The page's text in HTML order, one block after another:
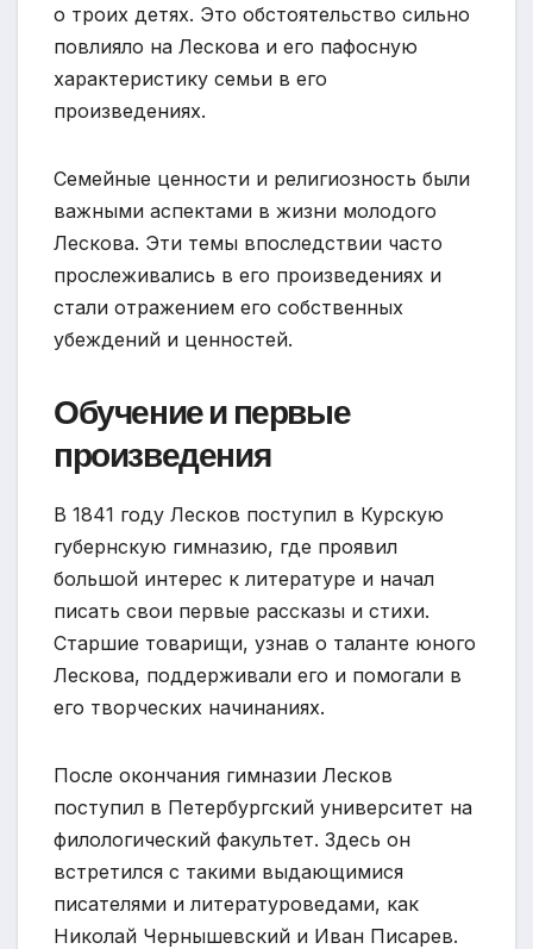
о троих детях. Это обстоятельство сильно
повлияло на Лескова и его пафосную
характеристику семьи в его
произведениях.
Семейные ценности и религиозность были
важными аспектами в жизни молодого
Лескова. Эти темы впоследствии часто
прослеживались в его произведениях и
стали отражением его собственных
убеждений и ценностей.
Обучение и первые
произведения
В 1841 году Лесков поступил в Курскую
губернскую гимназию, где проявил
большой интерес к литературе и начал
писать свои первые рассказы и стихи.
Старшие товарищи, узнав о таланте юного
Лескова, поддерживали его и помогали в
его творческих начинаниях.
После окончания гимназии Лесков
поступил в Петербургский университет на
филологический факультет. Здесь он
встретился с такими выдающимися
писателями и литературоведами, как
Николай Чернышевский и Иван Писарев.